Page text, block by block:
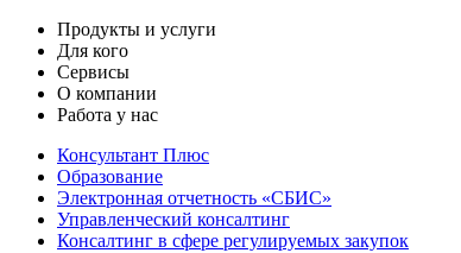
Продукты и услуги
Для кого
Сервисы
О компании
Работа у нас
Консультант Плюс
Образование
Электронная отчетность «СБИС»
Управленческий консалтинг
Консалтинг в сфере регулируемых закупок